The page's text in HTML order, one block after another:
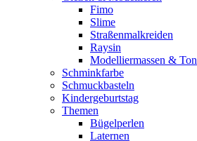
Fimo
Slime
Straßenmalkreiden
Raysin
Modelliermassen & Ton
Schminkfarbe
Schmuckbasteln
Kindergeburtstag
Themen
Bügelperlen
Laternen